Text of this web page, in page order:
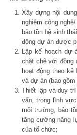
Xây dựng nội
nghiệm công
bảo tồn hệ sinh
động dự án được
Lập kế hoạch dự
chặt chẽ với đồng
hoạt động theo
và dự án (bao
Thiết lập và duy
vấn, trong lĩnh
môi trường, bảo
tăng cường năng
của tổ chức;